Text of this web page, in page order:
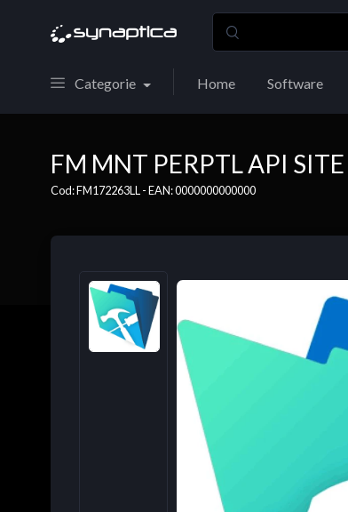
Categorie Home Software
FM MNT PERPTL API
Cod: FM172263LL - EAN: 0000000000000